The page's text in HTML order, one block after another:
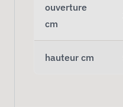
ouverture
cm
hauteur cm